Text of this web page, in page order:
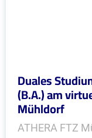
Duales
(B.A.) am
Mühldorf
ATHERA FTZ